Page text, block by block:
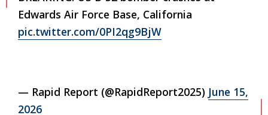
Edwards Air Force Base, California
pic.twitter.com/0PI2qg9BjW
— Rapid Report (@RapidReport2025) June 15,
2026